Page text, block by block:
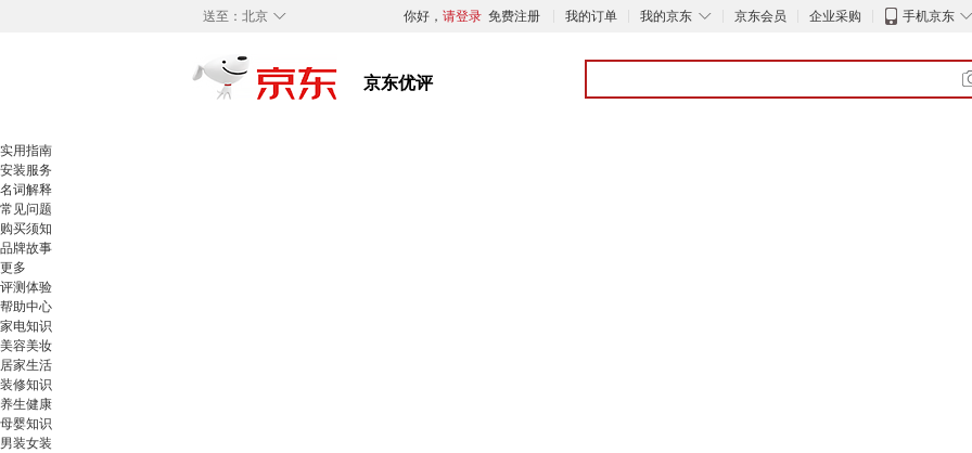
◇
送至： 北京 你好， 请登录 免费注册 我的订单 ◇
我的京东 京东会员 企业采购 ◇
手机京东
实用指南
安装服务
名词解释
常见问题
购买须知
品牌故事
更多
评测体验
帮助中心
家电知识
美容美妆
居家生活
装修知识
养生健康
母婴知识
男装女装